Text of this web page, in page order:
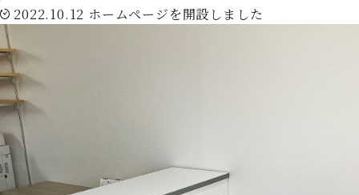
2022.10.12 ホームページを開設しました